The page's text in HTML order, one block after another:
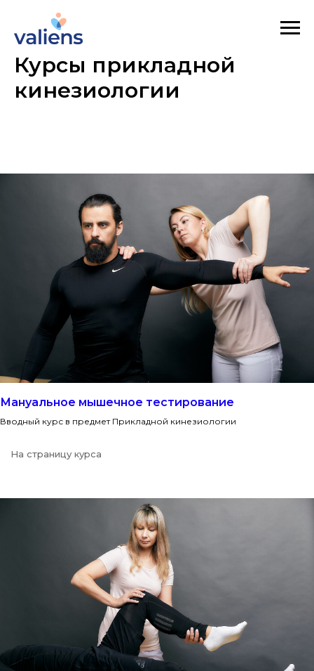
Курсы прикладной
кинезиологии
Мануальное мышечное тестирование
Вводный курс в предмет Прикладной кинезиологии
На страницу курса